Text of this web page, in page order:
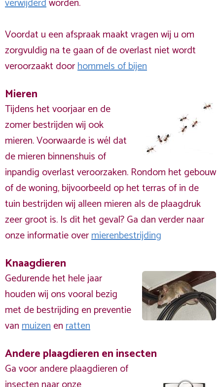
Voordat u een afspraak maakt vragen wij u om
zorgvuldig na te gaan of de overlast niet wordt
veroorzaakt doorhommels of bijen
Mieren
Tijdens het voorjaar en de
zomer bestrijden wij ook
mieren. Voorwaarde is wél dat
de mieren binnenshuis of
inpandig overlast veroorzaken. Rondom het gebouw
of de woning, bijvoorbeeld op het terras of in de
tuin bestrijden wij alleen mieren als de plaagdruk
zeer groot is. Is dit het geval? Ga dan verder naar
onze informatie overmierenbestrijding
Knaagdieren
Gedurende het hele jaar
houden wij ons vooral bezig
met de bestrijding en preventie
vanmuizenenratten
Andere plaagdieren en insecten
Ga voor andere plaagdieren of